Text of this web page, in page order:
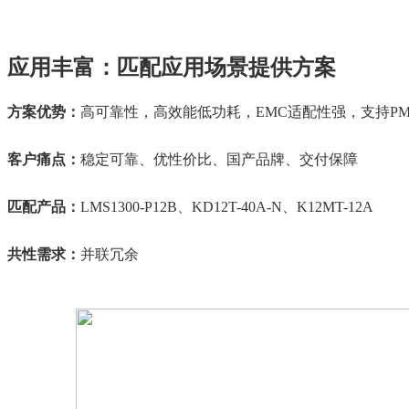
应用丰富：匹配应用场景提供方案
方案优势： 高可靠性，高效能低功耗，EMC适配性强，支持
客户痛点： 稳定可靠、优性价比、国产品牌、交付保障
匹配产品： LMS1300-P12B、KD12T-40A-N、K12MT-12A
共性需求： 并联冗余